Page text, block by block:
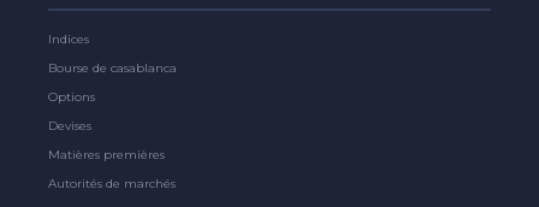
Indices
Bourse de casablanca
Options
Devises
Matières premières
Autorités de marchés